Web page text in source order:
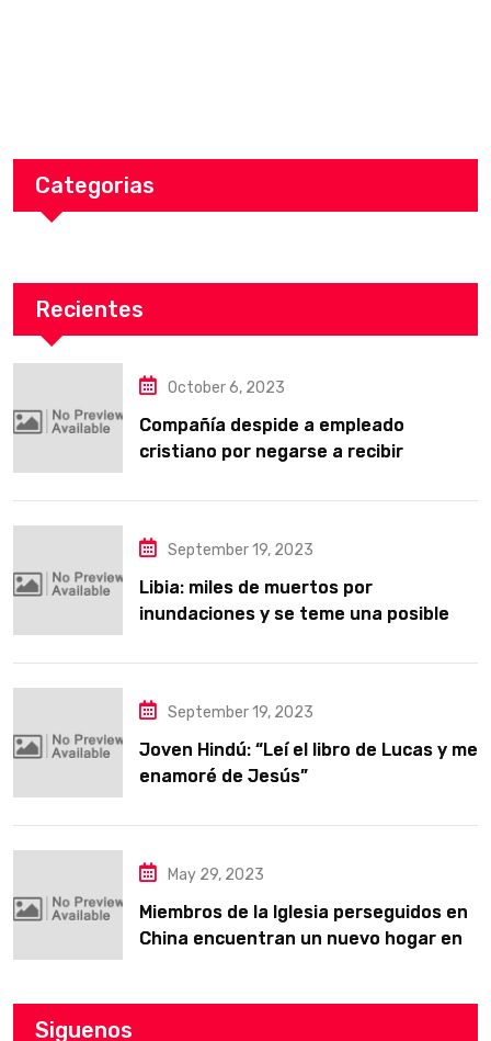
Categorias
Recientes
October 6, 2023
Compañía despide a empleado
cristiano por negarse a recibir
September 19, 2023
Libia: miles de muertos por
inundaciones y se teme una posible
September 19, 2023
Joven Hindú: “Leí el libro de Lucas y me
enamoré de Jesús”
May 29, 2023
Miembros de la Iglesia perseguidos en
China encuentran un nuevo hogar en
Siguenos